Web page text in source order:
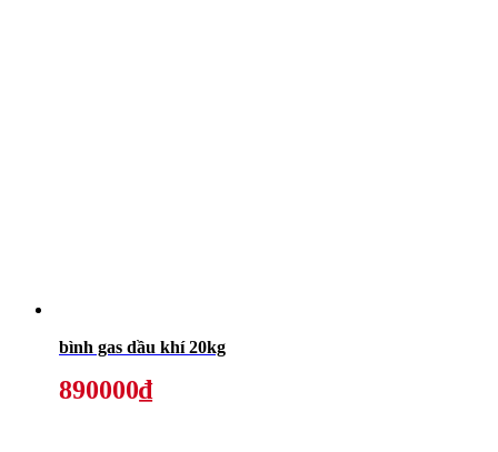
bình gas dầu khí 20kg
890000₫